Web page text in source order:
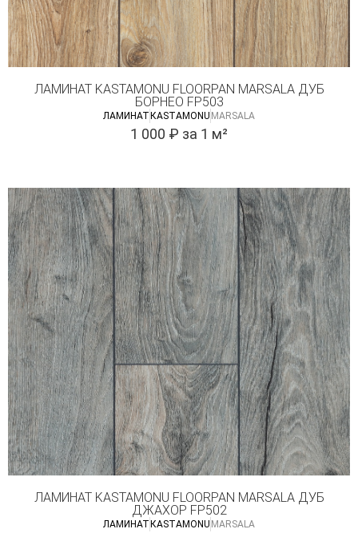
ЛАМИНАТ KASTAMONU FLOORPAN MARSALA ДУБ
БОРНЕО FP503
ЛАМИНАТКASTAMONU MARSALA
1 000 ₽ за 1 м²
ЛАМИНАТ KASTAMONU FLOORPAN MARSALA ДУБ
ДЖАХОР FP502
ЛАМИНАТ КASTAMONU MARSALA